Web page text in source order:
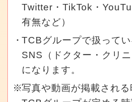
Twitter・TikTok・
有無など）
TCBグループで扱ってい
SNS（ドクター・クリ
になります。
写真や動画が掲載され